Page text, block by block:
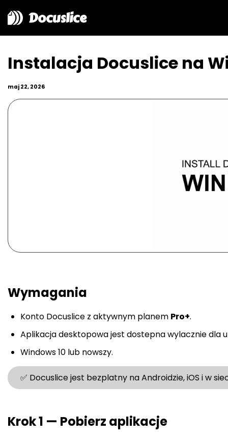
Docuslice
Instalacja Docuslice na
maj 22, 2026
Wymagania
Konto Docuslice z aktywnym planem Pro+.
Aplikacja desktopowa jest dostepna wylacznie dla
Windows 10 lub nowszy.
✅ Docuslice jest bezplatny na Androidzie, iOS i w
Krok 1 — Pobierz aplikacje